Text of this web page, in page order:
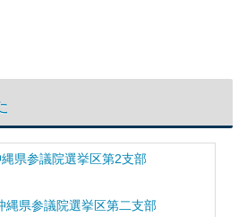
県参議院選挙区第2支部
縄県参議院選挙区第二支部